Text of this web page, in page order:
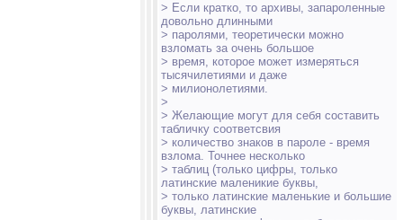
> Если кратко, то архивы, запароленные
довольно длинными
> паролями, теоретически можно
взломать за очень большое
> время, которое может измеряться
тысячилетиями и даже
> милионолетиями.
>
> Желающие могут для себя составить
табличку соответсвия
> количество знаков в пароле - время
взлома. Точнее несколько
> таблиц (только цифры, только
латинские маленикие буквы,
> только латинские маленькие и большие
буквы, латинские